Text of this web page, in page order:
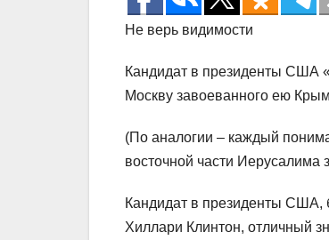
Не верь видимости
Кандидат в президенты США
Москву завоеванного ею
(По аналогии – каждый
восточной части Иерусалима
Кандидат в президенты США,
Хиллари Клинтон, отличный